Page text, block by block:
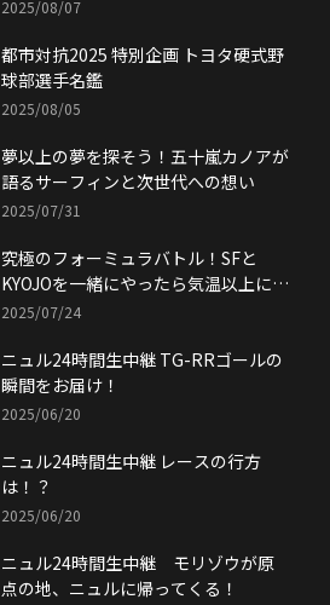
2025/08/07
都市対抗2025 特別企画 トヨタ硬式野
球部選手名鑑
2025/08/05
夢以上の夢を探そう！五十嵐カノアが
語るサーフィンと次世代への想い
2025/07/31
究極のフォーミュラバトル！SFと
KYOJOを一緒にやったら気温以上に熱
かった！
2025/07/24
ニュル24時間生中継 TG-RRゴールの
瞬間をお届け！
2025/06/20
ニュル24時間生中継 レースの行方
は！？
2025/06/20
ニュル24時間生中継 モリゾウが原
点の地、ニュルに帰ってくる！